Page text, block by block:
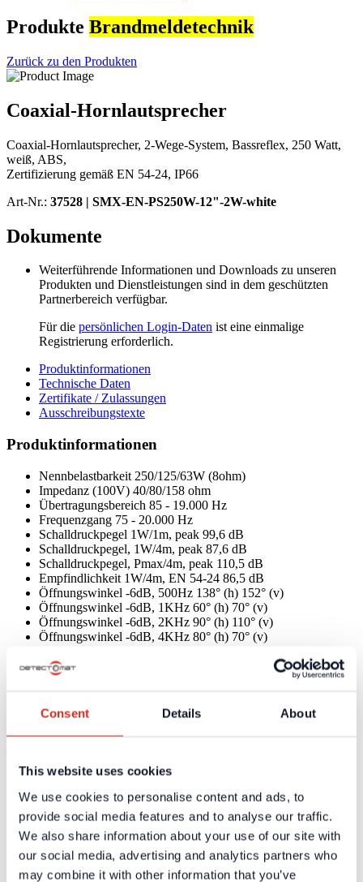
Consent Details About
This website uses cookies
We use cookies to personalise content and ads, to
provide social media features and to analyse our traffic.
We also share information about your use of our site with
our social media, advertising and analytics partners who
may combine it with other information that you’ve
Produkte Brandmeldetechnik
Zurück zu den Produkten
Coaxial-Hornlautsprecher
Coaxial-Hornlautsprecher, 2-Wege-System, Bassreflex, 250 Watt,
weiß, ABS,
Zertifizierung gemäß EN 54-24, IP66
Art-Nr.: 37528 | SMX-EN-PS250W-12"-2W-white
Dokumente
Weiterführende Informationen und Downloads zu unseren
Produkten und Dienstleistungen sind in dem geschützten
Partnerbereich verfügbar.
Für die persönlichen Login-Daten ist eine einmalige
Registrierung erforderlich.
Produktinformationen
Technische Daten
Zertifikate / Zulassungen
Ausschreibungstexte
Produktinformationen
Nennbelastbarkeit 250/125/63W (8ohm)
Impedanz (100V) 40/80/158 ohm
Übertragungsbereich 85 - 19.000 Hz
Frequenzgang 75 - 20.000 Hz
Schalldruckpegel 1W/1m, peak 99,6 dB
Schalldruckpegel, 1W/4m, peak 87,6 dB
Schalldruckpegel, Pmax/4m, peak 110,5 dB
Empfindlichkeit 1W/4m, EN 54-24 86,5 dB
Öffnungswinkel -6dB, 500Hz 138° (h) 152° (v)
Öffnungswinkel -6dB, 1KHz 60° (h) 70° (v)
Öffnungswinkel -6dB, 2KHz 90° (h) 110° (v)
Öffnungswinkel -6dB, 4KHz 80° (h) 70° (v)
Maximaler Kabelquerschnitt 4,9mm²
Max. Kabelquerschnitt Durchschleifen 2x1,2mm²
Befestigung Wandhalterung
Umgebungstemperatur
-25 / +70 °C
Abmessungen (H x B x T) 390x425x418 mm
Gewicht
18,9 kg
Farbe
weiß